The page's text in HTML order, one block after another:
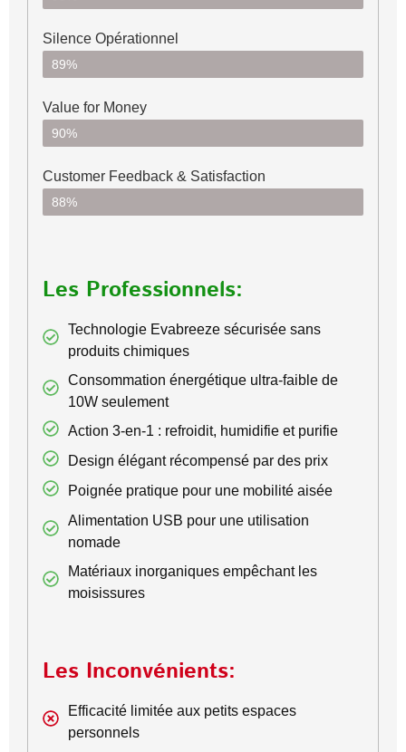
Silence Opérationnel
89%
Value for Money
90%
Customer Feedback & Satisfaction​
88%
Les Professionnels:
Technologie Evabreeze sécurisée sans
produits chimiques
Consommation énergétique ultra-faible de
10W seulement
Action 3-en-1 : refroidit, humidifie et purifie
Design élégant récompensé par des prix
Poignée pratique pour une mobilité aisée
Alimentation USB pour une utilisation
nomade
Matériaux inorganiques empêchant les
moisissures
Les Inconvénients:
Efficacité limitée aux petits espaces
personnels